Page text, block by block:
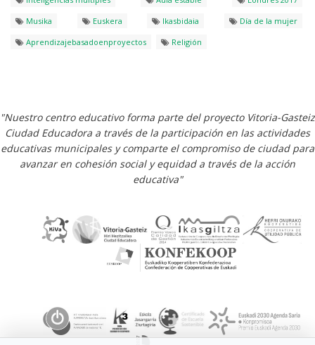
Musika
Euskera Ikasbidaia
Día de la mujer
Aprendizajebasadoenproyectos
Religión
"Nuestro centro educativo forma parte del proyecto Vitoria-Gasteiz
Ciudad Educadora a través de la participación en las actividades
educativas municipales y comparte el compromiso de ciudad para
avanzar en cohesión social y equidad a través de la acción
educativa"